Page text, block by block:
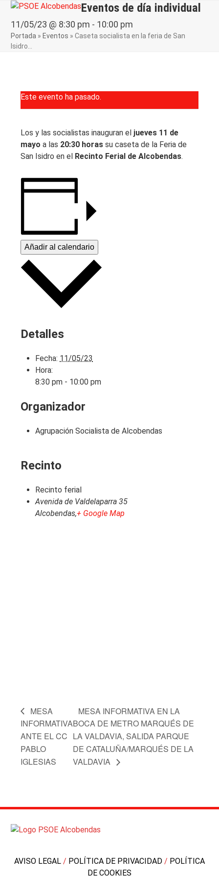
Skip
content
Open
mobile
menu
Close
mobile
menu
Eventos de día individual
11/05/23 @ 8:30 pm - 10:00 pm
Portada » Eventos »Caseta socialista en la feria de San
Isidro…
Este evento ha pasado.
Los y las socialistas inauguran el jueves 11 de
mayo a las 20:30 horas su caseta de la Feria de
San Isidro en el Recinto Ferial de Alcobendas.
Añadir al calendario
Detalles
Fecha: 11/05/23
Hora:
8:30 pm - 10:00 pm
Organizador
Agrupación Socialista de Alcobendas
Recinto
Recinto ferial
Avenida de Valdelaparra 35
Alcobendas,+ Google Map
MESA
INFORMATIVA
ANTE EL CC
PABLO
IGLESIAS
MESA INFORMATIVA EN LA
BOCA DE METRO MARQUÉS DE
LA VALDAVIA, SALIDA PARQUE
DE CATALUÑA/MARQUÉS DE LA
VALDAVIA
AVISO LEGAL / POLÍTICA DE PRIVACIDAD / POLÍTICA
DE COOKIES